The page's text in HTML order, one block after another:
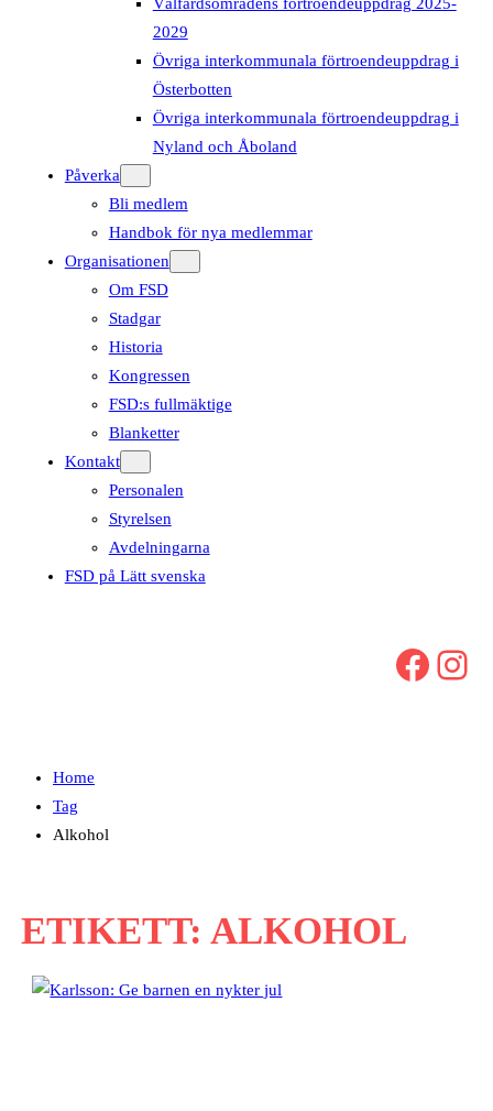
2029
Övriga interkommunala förtroendeuppdrag i
Österbotten
Övriga interkommunala förtroendeuppdrag i
Nyland och Åboland
Påverka
Bli medlem
Handbok för nya medlemmar
Organisationen
Om FSD
Stadgar
Historia
Kongressen
FSD:s fullmäktige
Blanketter
Kontakt
Personalen
Styrelsen
Avdelningarna
FSD på Lätt svenska
Facebook Instagram
Home
Tag
Alkohol
ETIKETT: ALKOHOL